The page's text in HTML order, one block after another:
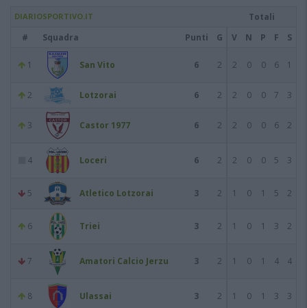
DIARIOSPORTIVO.IT
Totali
#
Squadra Punti G V N P F S
1 San Vito 6 2 2 0 0 6 1
2 Lotzorai 6 2 2 0 0 7 3
3 Castor 1977 6 2 2 0 0 6 2
4 Loceri 6 2 2 0 0 5 3
5 Atletico Lotzorai 3 2 1 0 1 5 2
6 Triei 3 2 1 0 1 3 2
7 Amatori Calcio Jerzu 3 2 1 0 1 4 4
8 Ulassai 3 2 1 0 1 3 3